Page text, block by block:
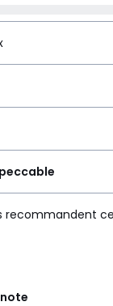
produit
Matière
Ce produit
recommandent